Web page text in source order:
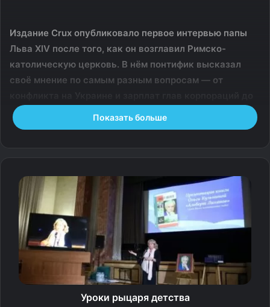
Издание Crux опубликовало первое интервью папы
Льва XIV после того, как он возглавил Римско-
католическую церковь. В нём понтифик высказал
своё мнение по самым разным вопросам — от
проблем ООН. Папа также рассказал о том, за кого
будет болеть на следующем чемпионате мира по
По словам папы, он обеспокоен тем, что мир начинает
«забывать о ценности человеческой жизни, ценности
семьи и ценности общества»: «Говорят, Илон Маск
станет первым триллионером мира. Что это значит и о
чём это говорит? Если это единственное, что теперь
имеет ценность, то мы в большой беде».
Папа отметил, что Ватикан не занимает никакой
стороны в конфликте на Украине. «Святой Престол с
Показать больше
Уроки рыцаря детства